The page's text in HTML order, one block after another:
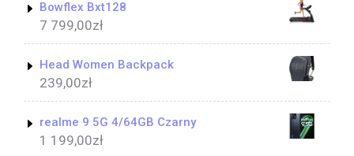
Bowflex Bxt128
7 799,00zł
Head Women Backpack
239,00zł
realme 9 5G 4/64GB Czarny
1 199,00zł